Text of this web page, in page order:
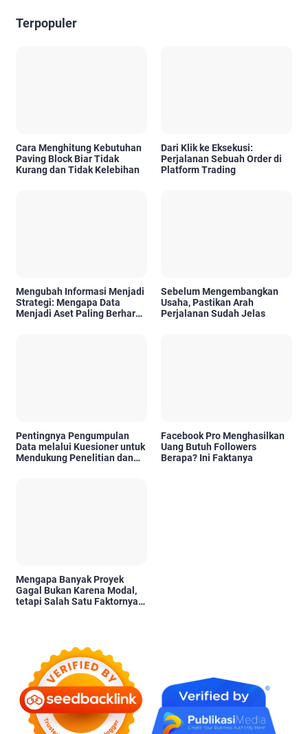
Terpopuler
Cara Menghitung Kebutuhan
Paving Block Biar Tidak
Kurang dan Tidak Kelebihan
Dari Klik ke Eksekusi:
Perjalanan Sebuah Order di
Platform Trading
Mengubah Informasi Menjadi
Strategi: Mengapa Data
Menjadi Aset Paling Berharga
Sebelum Mengembangkan
Usaha, Pastikan Arah
Perjalanan Sudah Jelas
Pentingnya Pengumpulan
Data melalui Kuesioner untuk
Mendukung Penelitian dan
Facebook Pro Menghasilkan
Uang Butuh Followers
Berapa? Ini Faktanya
Mengapa Banyak Proyek
Gagal Bukan Karena Modal,
tetapi Salah Satu Faktornya